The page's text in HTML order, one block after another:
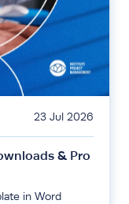
23 Jul 2026
& Pro
in Word